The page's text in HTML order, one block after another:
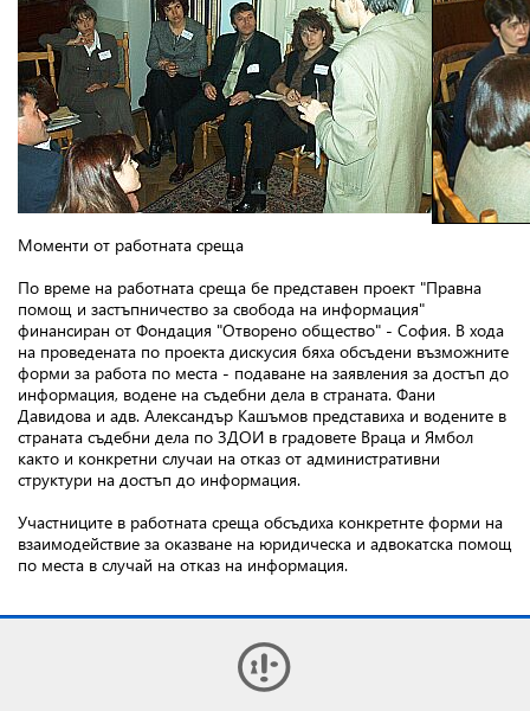
Моменти от работната среща
По време на работната среща бе представен проект "Правна
помощ и застъпничество за свобода на информация"
финансиран от Фондация "Отворено общество" - София. В хода
на проведената по проекта дискусия бяха обсъдени възможните
форми за работа по места - подаване на заявления за достъп до
информация, водене на съдебни дела в страната. Фани
Давидова и адв. Александър Кашъмов представиха и водените в
страната съдебни дела по ЗДОИ в градовете Враца и Ямбол
както и конкретни случаи на отказ от административни
структури на достъп до информация.
Участниците в работната среща обсъдиха конкретнте форми на
взаимодействие за оказване на юридическа и адвокатска помощ
по места в случай на отказ на информация.